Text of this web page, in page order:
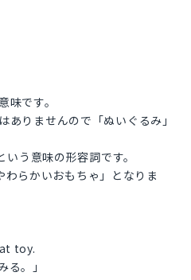
味です。
ありませんので「ぬいぐるみ」
う意味の形容詞です。
らかいおもちゃ」となりま
toy.
る。」